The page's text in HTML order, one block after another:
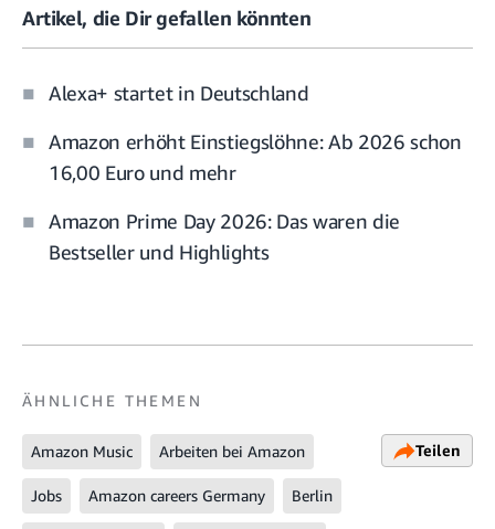
Artikel, die Dir gefallen könnten
Alexa+ startet in Deutschland
Amazon erhöht Einstiegslöhne: Ab 2026 schon
16,00 Euro und mehr
Amazon Prime Day 2026: Das waren die
Bestseller und Highlights
ÄHNLICHE THEMEN
Amazon Music Arbeiten bei Amazon
Jobs Amazon careers Germany Berlin
Teilen